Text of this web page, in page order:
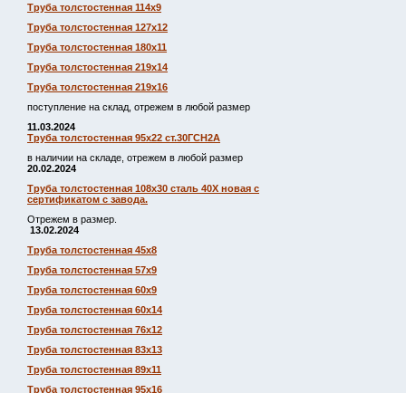
Труба толстостенная 114х9
Труба толстостенная 127х12
Труба толстостенная 180х11
Труба толстостенная 219х14
Труба толстостенная 219х16
поступление на склад, отрежем в любой размер
11.03.2024
Труба толстостенная 95х22 ст.30ГСН2А
в наличии на складе, отрежем в любой размер
20.02.2024
Труба толстостенная 108х30 сталь 40Х новая с
сертификатом с завода.
Отрежем в размер.
13.02.2024
Труба толстостенная 45х8
Труба толстостенная 57х9
Труба толстостенная 60х9
Труба толстостенная 60х14
Труба толстостенная 76х12
Труба толстостенная 83х13
Труба толстостенная 89х11
Труба толстостенная 95х16